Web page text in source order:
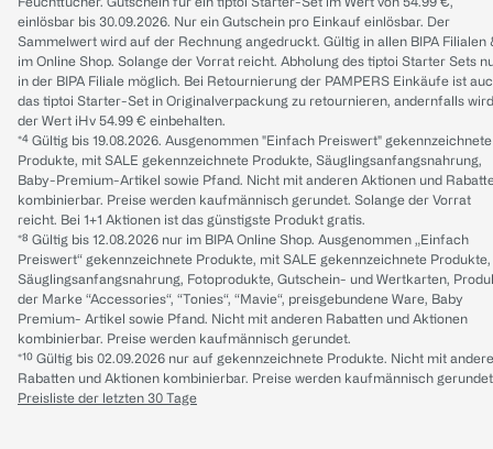
einlösbar bis 30.09.2026. Nur ein Gutschein pro Einkauf einlösbar. Der
Sammelwert wird auf der Rechnung angedruckt. Gültig in allen BIPA Filialen
im Online Shop. Solange der Vorrat reicht. Abholung des tiptoi Starter Sets
in der BIPA Filiale möglich. Bei Retournierung der PAMPERS Einkäufe ist
das tiptoi Starter-Set in Originalverpackung zu retournieren, andernfalls wird
der Wert iHv 54.99 € einbehalten.
*⁴ Gültig bis 19.08.2026. Ausgenommen "Einfach Preiswert" gekennzeichnete
Produkte, mit SALE gekennzeichnete Produkte, Säuglingsanfangsnahrung,
Baby-Premium-Artikel sowie Pfand. Nicht mit anderen Aktionen und
kombinierbar. Preise werden kaufmännisch gerundet. Solange der Vorrat
reicht. Bei 1+1 Aktionen ist das günstigste Produkt gratis.
*⁸ Gültig bis 12.08.2026 nur im BIPA Online Shop. Ausgenommen „Einfach
Preiswert“ gekennzeichnete Produkte, mit SALE gekennzeichnete Produkte,
Säuglingsanfangsnahrung, Fotoprodukte, Gutschein- und Wertkarten,
der Marke “Accessories“, “Tonies“, “Mavie“, preisgebundene Ware, Baby
Premium- Artikel sowie Pfand. Nicht mit anderen Rabatten und Aktionen
kombinierbar. Preise werden kaufmännisch gerundet.
*¹⁰ Gültig bis 02.09.2026 nur auf gekennzeichnete Produkte. Nicht mit
Rabatten und Aktionen kombinierbar. Preise werden kaufmännisch
Preisliste der letzten 30 Tage